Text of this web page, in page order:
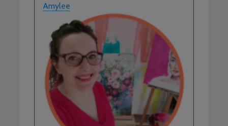
Amylee